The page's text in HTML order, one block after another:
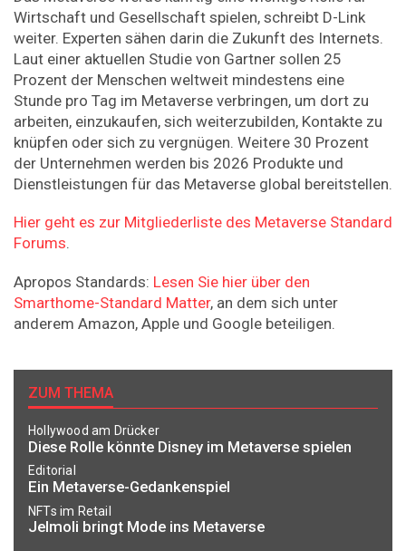
Wirtschaft und Gesellschaft spielen, schreibt D-Link
weiter. Experten sähen darin die Zukunft des Internets.
Laut einer aktuellen Studie von Gartner sollen 25
Prozent der Menschen weltweit mindestens eine
Stunde pro Tag im Metaverse verbringen, um dort zu
arbeiten, einzukaufen, sich weiterzubilden, Kontakte zu
knüpfen oder sich zu vergnügen. Weitere 30 Prozent
der Unternehmen werden bis 2026 Produkte und
Dienstleistungen für das Metaverse global bereitstellen.
Hier geht es zur Mitgliederliste des Metaverse Standard
Forums.
Apropos Standards: Lesen Sie hier über den
Smarthome-Standard Matter, an dem sich unter
anderem Amazon, Apple und Google beteiligen.
ZUM THEMA
Hollywood am Drücker
Diese Rolle könnte Disney im Metaverse spielen
Editorial
Ein Metaverse-Gedankenspiel
NFTs im Retail
Jelmoli bringt Mode ins Metaverse